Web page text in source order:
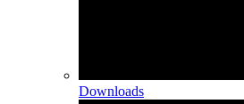
Downloads